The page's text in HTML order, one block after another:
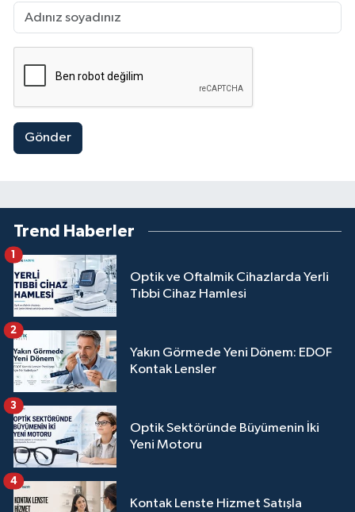
Gönder
Trend Haberler
Optik ve Oftalmik Cihazlarda Yerli
Tıbbi Cihaz Hamlesi
1
Yakın Görmede Yeni Dönem: EDOF
Kontak Lensler
2
Optik Sektöründe Büyümenin İki
Yeni Motoru
3
Kontak Lenste Hizmet Satışla
4